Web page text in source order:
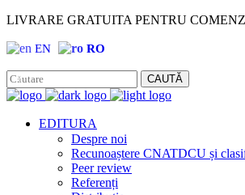
LIVRARE GRATUITA PENTRU
EN RO
CAUTĂ
EDITURA
Despre noi
Recunoaștere CNATDCU și
Peer review
Referenți